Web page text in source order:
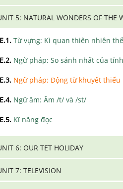
5: NATURAL WONDERS OF THE
E.1. Từ vựng: Kì quan thiên nhiên
E.2. Ngữ pháp: So sánh nhất của
E.3. Ngữ pháp: Động từ khuyết thiếu
E.4. Ngữ âm: Âm /t/ và /st/
E.5. Kĩ năng đọc
6: OUR TET HOLIDAY
7: TELEVISION